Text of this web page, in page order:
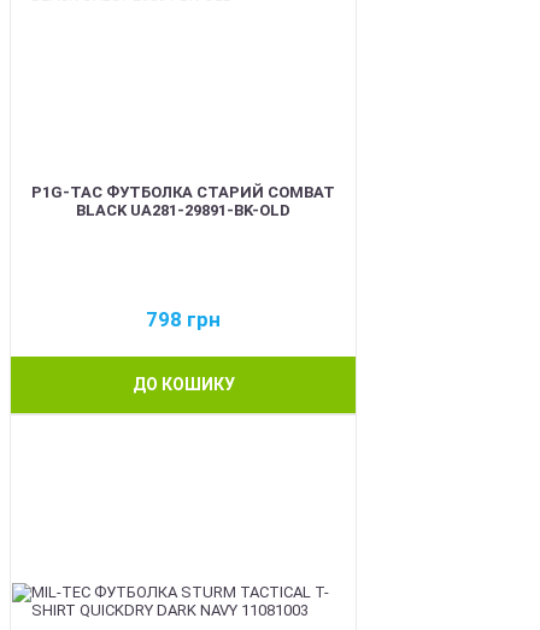
P1G-TAC ФУТБОЛКА СТАРИЙ COMBAT
BLACK UA281-29891-BK-OLD
798 грн
ДО КОШИКУ